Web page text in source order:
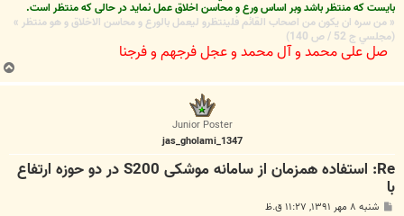
بایست که منتظر باشد وبر اساس ورع و محاسن اخلاق عمل نماید در حالی که منتظر است.
« من سره ان يكون من اصحاب القائم فلينتظرو ليعمل بالورع و محاسن الاخلاق و هو منتظر »
(مجلسي ج 52 / ص 140)
صل علی محمد و آل محمد و عجل فرجهم و فرجنا
ب
ا
Junior Poster
jas_gholami_1347
Re: استفاده همزمان از سامانه موشکی S200 در دو حوزه ارتفاع
با
پ شنبه ۸ مهر ۱۳۹۱, ۱۱:۲۷ ق.ظ